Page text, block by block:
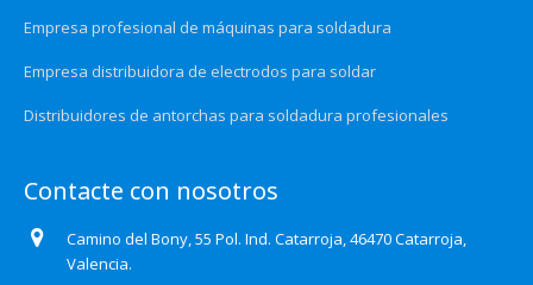
Empresa profesional de máquinas para soldadura
Empresa distribuidora de electrodos para soldar
Distribuidores de antorchas para soldadura profesionales
Contacte con nosotros
Camino del Bony, 55 Pol. Ind. Catarroja, 46470 Catarroja,
Valencia.